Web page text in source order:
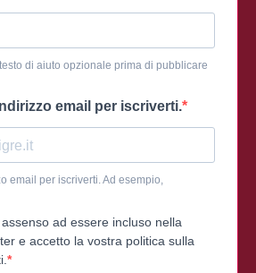
di aiuto opzionale prima di pubblicare
email per iscriverti.
email per iscriverti. Ad esempio,
ad essere incluso nella
e accetto la vostra politica sulla